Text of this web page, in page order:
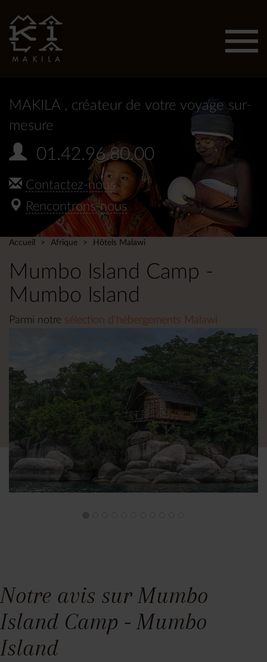
MAKILA , créateur de votre voyage sur-
mesure
01.42.96.80.00
Contactez-nous
Rencontrons-nous
Accueil Afrique Hôtels Malawi
Mumbo Island Camp -
Mumbo Island
Parmi notre sélection d'hébergements Malawi
Notre avis sur Mumbo
Island Camp - Mumbo
Island